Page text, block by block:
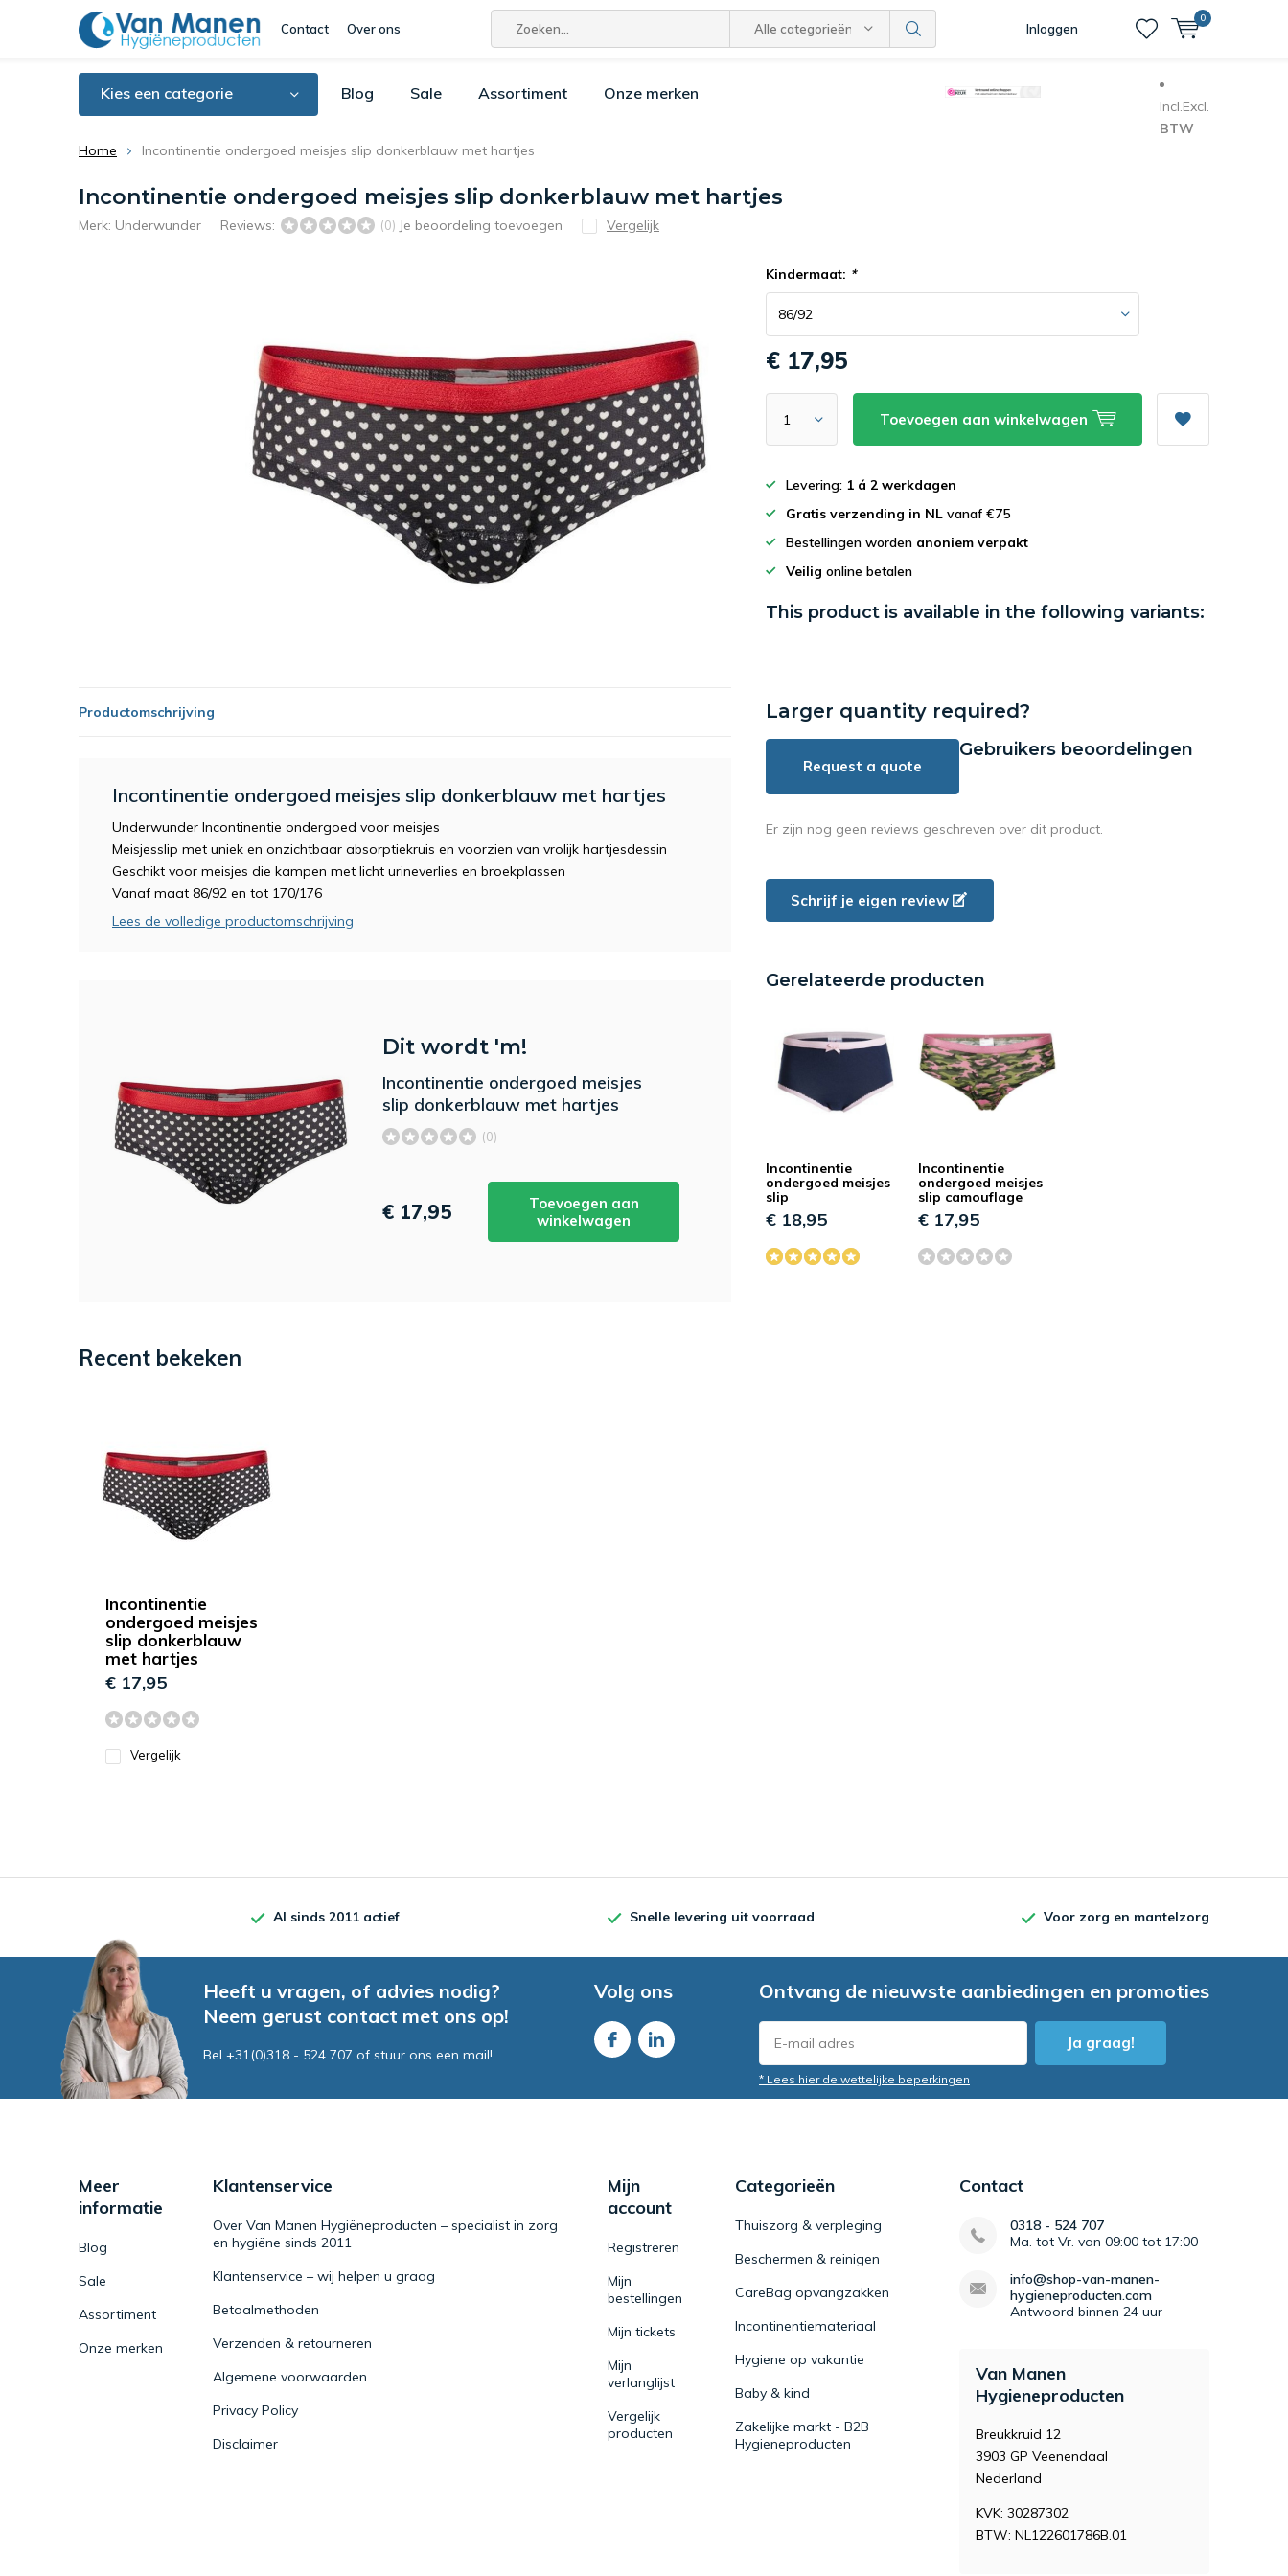
Contact Over ons Alle categorieën Inloggen
0
Kies een categorie Blog Sale Assortiment Onze merken
Incl. Excl.
BTW
Home
Incontinentie ondergoed meisjes slip donkerblauw met hartjes
Incontinentie ondergoed meisjes slip donkerblauw met hartjes
Merk: Underwunder Reviews: (0) Je beoordeling toevoegen Vergelijk
Kindermaat: *
€ 17,95
Toevoegen aan winkelwagen
Levering: 1 á 2 werkdagen
Gratis verzending in NLvanaf €75
Bestellingen worden anoniem verpakt
Veilig online betalen
This product is available in the following variants:
Productomschrijving
Incontinentie ondergoed meisjes slip donkerblauw met hartjes
Underwunder Incontinentie ondergoed voor meisjes
Meisjesslip met uniek en onzichtbaar absorptiekruis en voorzien van vrolijk hartjesdessin
Geschikt voor meisjes die kampen met licht urineverlies en broekplassen
Vanaf maat 86/92 en tot 170/176
Lees de volledige productomschrijving
Dit wordt 'm!
Incontinentie ondergoed meisjes
slip donkerblauw met hartjes
(0)
€ 17,95
Toevoegen aan
winkelwagen
Larger quantity required?
Request a quote
Gebruikers beoordelingen
Er zijn nog geen reviews geschreven over dit product.
Schrijf je eigen review
Gerelateerde producten
Incontinentie
ondergoed meisjes
slip
€ 18,95
Incontinentie
ondergoed meisjes
slip camouflage
€ 17,95
Recent bekeken
Incontinentie
ondergoed meisjes
slip donkerblauw
met hartjes
€ 17,95
Vergelijk
Al sinds 2011 actief Snelle levering uit voorraad Voor zorg en mantelzorg
Heeft u vragen, of advies nodig?
Neem gerust contact met ons op!
Bel +31(0)318 - 524 707 of stuur ons een mail!
Volg ons Ontvang de nieuwste aanbiedingen en promoties
Ja graag!
* Lees hier de wettelijke beperkingen
Meer
informatie
Blog
Sale
Assortiment
Onze merken
Klantenservice
Over Van Manen Hygiëneproducten – specialist in zorg
en hygiëne sinds 2011
Klantenservice – wij helpen u graag
Betaalmethoden
Verzenden & retourneren
Algemene voorwaarden
Privacy Policy
Disclaimer
Mijn
account
Registreren
Mijn
bestellingen
Mijn tickets
Mijn
verlanglijst
Vergelijk
producten
Categorieën
Thuiszorg & verpleging
Beschermen & reinigen
CareBag opvangzakken
Incontinentiemateriaal
Hygiene op vakantie
Baby & kind
Zakelijke markt - B2B
Hygieneproducten
Contact
0318 - 524 707
Ma. tot Vr. van 09:00 tot 17:00
info@shop-van-manen-
hygieneproducten.com
Antwoord binnen 24 uur
Van Manen
Hygieneproducten
Breukkruid 12
3903 GP Veenendaal
Nederland
KVK: 30287302
BTW: NL122601786B.01